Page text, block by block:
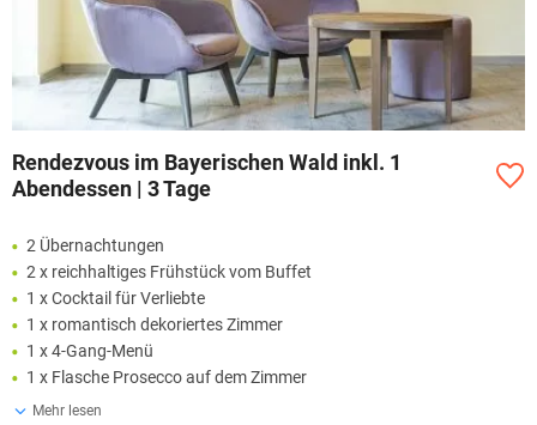
Rendezvous im Bayerischen Wald inkl. 1
Abendessen | 3 Tage
2 Übernachtungen
2 x reichhaltiges Frühstück vom Buffet
1 x Cocktail für Verliebte
1 x romantisch dekoriertes Zimmer
1 x 4-Gang-Menü
1 x Flasche Prosecco auf dem Zimmer
Mehr lesen